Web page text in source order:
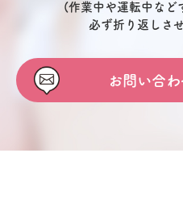
(作業中や運転中など
必ず折り返しさ
お問い合